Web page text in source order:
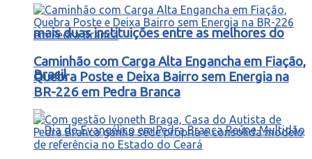
mais duas instituições entre as melhores do
Brasil
Caminhão com Carga Alta Engancha em Fiação,
Quebra Poste e Deixa Bairro sem Energia na
BR-226 em Pedra Branca